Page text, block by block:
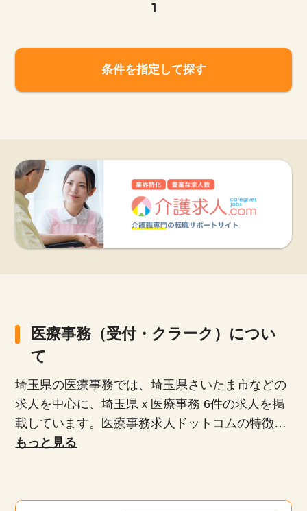
1
条件を指定して探す
医療事務（受付・クラーク）につい
て
埼玉県の医療事務では、埼玉県さいたま市などの
求人を中心に、埼玉県ｘ医療事務 6件の求人を掲
載しています。医療事務求人ドットコムの特徴と
して、正社員、派遣社員、扶養内パート、時短勤
を紹介します。未経験者や無資格者、ブランクが
もっと見る
該当件数